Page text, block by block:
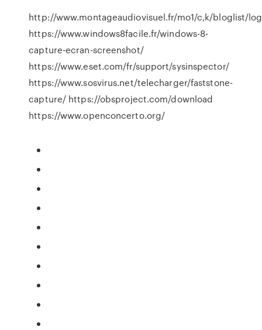
http://www.montageaudiovisuel.fr/mo1/c,k/bloglist/
https://www.windows8facile.fr/windows-8-
capture-ecran-screenshot/
https://www.eset.com/fr/support/sysinspector/
https://www.sosvirus.net/telecharger/faststone-
capture/ https://obsproject.com/download
https://www.openconcerto.org/